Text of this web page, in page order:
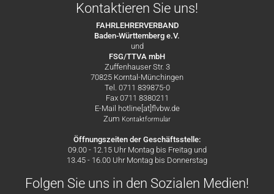
Kontaktieren Sie uns!
FAHRLEHRERVERBAND
Baden-Württemberg e.V.
und
FSG/TTVA mbH
Zuffenhauser Str. 3
70825 Korntal-Münchingen
Tel. 0711 839875-0
Fax 0711 8380211
E-Mail hotline[at]flvbw.de
Zum Kontaktformular
Öffnungszeiten der Geschäftsstelle:
09.00 - 12.15 Uhr Montag bis Freitag und
13.45 - 16.00 Uhr Montag bis Donnerstag
Folgen Sie uns in den Sozialen Medien!